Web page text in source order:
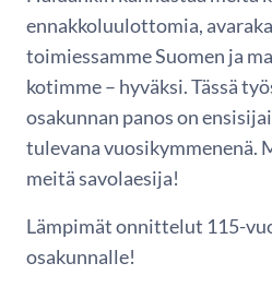
ennakkoluulottomia,
toimiessamme Suomen ja
kotimme – hyväksi. Tässä
osakunnan panos on
tulevana vuosikymmenenä.
meitä savolaesija!
Lämpimät onnittelut 115-
osakunnalle!